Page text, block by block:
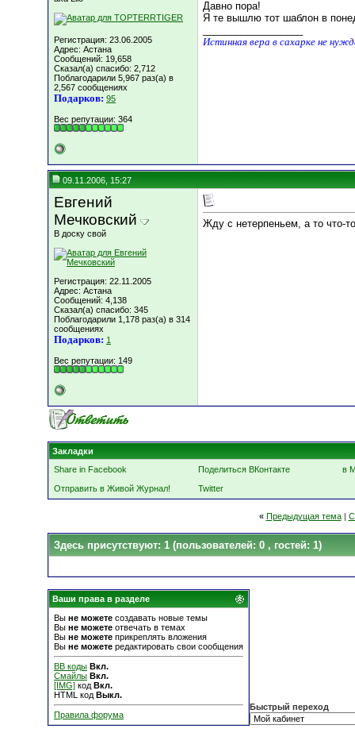
Регистрация: 23.06.2005
Адрес: Астана
Сообщений: 19,658
Сказал(а) спасибо: 2,712
Поблагодарили 5,967 раз(а) в
2,567 сообщениях
Подарков: 95
Вес репутации: 364
Давно пора!
Я те вышлю тот шаблон в
Истинная вера в сахарке не
09.11.2006, 15:27
Евгений
Мечковский
В доску свой
Регистрация: 22.11.2005
Адрес: Астана
Сообщений: 4,138
Сказал(а) спасибо: 345
Поблагодарили 1,178 раз(а) в 314
сообщениях
Подарков: 1
Вес репутации: 149
Жду с нетерпеньем, а то что-
Закладки
Share in Facebook
Поделиться ВКонтакте
в
Отправить в Живой Журнал!
Twitter
« Предыдущая тема|
Здесь присутствуют: 1 (пользователей: 0 , гостей: 1)
Ваши права в разделе
Вы не можете создавать новые темы
Вы не можете отвечать в темах
Вы не можете прикреплять вложения
Вы не можете редактировать свои сообщения
BB коды Вкл.
Смайлы Вкл.
[IMG] код Вкл.
HTML код Выкл.
Правила форума
Быстрый переход